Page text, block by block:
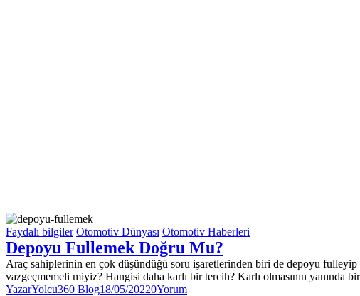
Faydalı bilgiler Otomotiv Dünyası Otomotiv Haberleri
Depoyu Fullemek Doğru Mu?
Araç sahiplerinin en çok düşündüğü soru işaretlerinden biri de depoyu
vazgeçmemeli miyiz? Hangisi daha karlı bir tercih? Karlı olmasının yanında
YazarYolcu360 Blog18/05/20220Yorum